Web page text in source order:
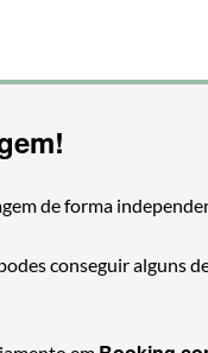
de forma
conseguir alguns